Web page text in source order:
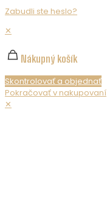
Zabudli ste heslo?
✕
Nákupný košík
Skontrolovať a objednať
Pokračovať v nakupovaní
✕